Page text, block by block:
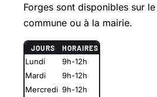
Forges sont disponibles sur
commune ou à la mairie.
JOURS HORAIRES
Lundi
9h-12h
Mardi
9h-12h
Mercredi 9h-12h